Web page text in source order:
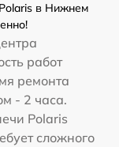
в Нижнем
работ
ремонта
- 2 часа.
Polaris
сложного